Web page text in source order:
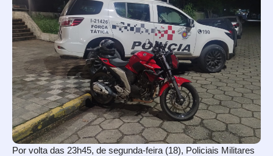
Por volta das 23h45, de segunda-feira (18), Policiais Militares